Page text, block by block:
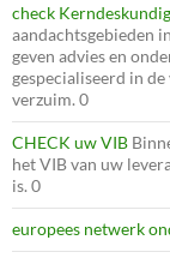
check
aandachtsgebieden
geven advies en
gespecialiseerd in
verzuim. 0
CHECK uw VIB
het VIB van uw
is. 0
europees netwerk